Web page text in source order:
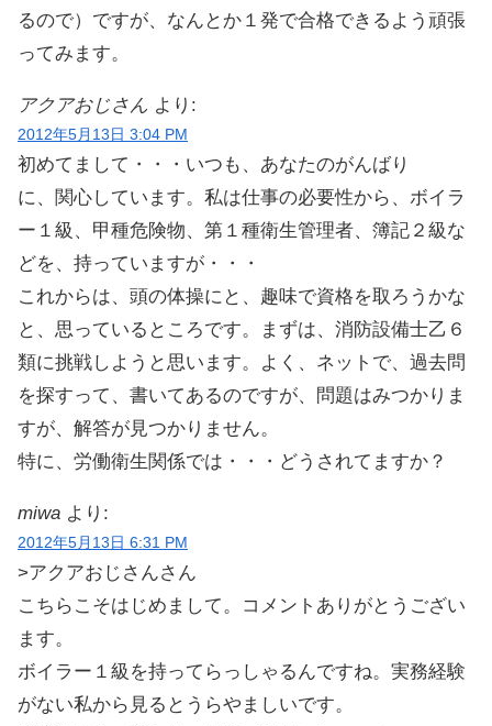
るので）ですが、なんとか１発で合格できるよう頑張
ってみます。
アクアおじさん より:
2012年5月13日 3:04 PM
初めてまして・・・いつも、あなたのがんばり
に、関心しています。私は仕事の必要性から、ボイラ
ー１級、甲種危険物、第１種衛生管理者、簿記２級な
どを、持っていますが・・・
これからは、頭の体操にと、趣味で資格を取ろうかな
と、思っているところです。まずは、消防設備士乙６
類に挑戦しようと思います。よく、ネットで、過去問
を探すって、書いてあるのですが、問題はみつかりま
すが、解答が見つかりません。
特に、労働衛生関係では・・・どうされてますか？
miwa より:
2012年5月13日 6:31 PM
>アクアおじさんさん
こちらこそはじめまして。コメントありがとうござい
ます。
ボイラー１級を持ってらっしゃるんですね。実務経験
がない私から見るとうらやましいです。